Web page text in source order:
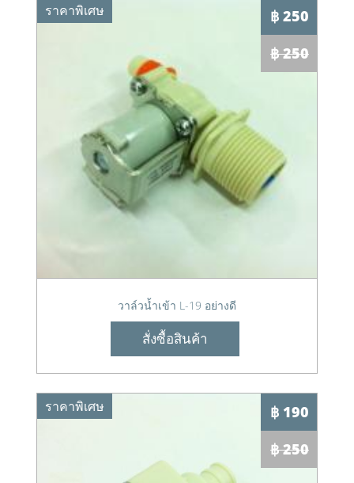
ราคาพิเศษ
฿ 250
฿ 250
วาล์วน้ำเข้า L-19 อย่างดี
สั่งซื้อสินค้า
ราคาพิเศษ
฿ 250
฿ 190